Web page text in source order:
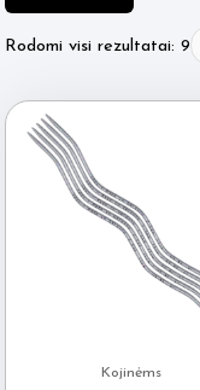
Rodomi visi rezultatai: 9
Kojinėms